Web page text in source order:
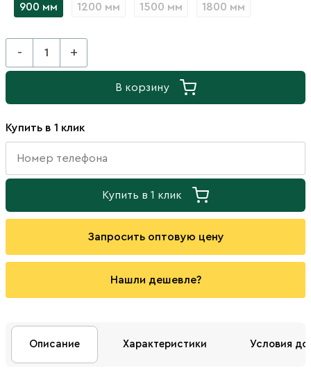
900 мм
1200 мм 1500 мм 1800 мм
- +
В корзину
Купить в 1 клик
Купить в 1 клик
Запросить оптовую цену
Нашли дешевле?
Описание Характеристики Условия